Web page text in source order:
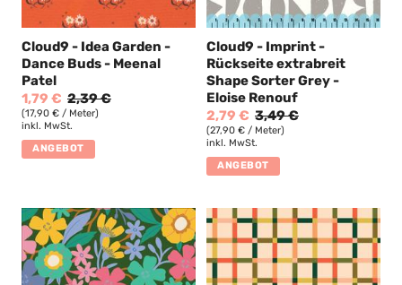
Cloud9 - Idea Garden -
Dance Buds - Meenal
Patel
1,79 € 2,39 €
(17,90 € / Meter)
inkl. MwSt.
ANGEBOT
Cloud9 - Imprint -
Rückseite extrabreit
Shape Sorter Grey -
Eloise Renouf
2,79 € 3,49 €
(27,90 € / Meter)
inkl. MwSt.
ANGEBOT